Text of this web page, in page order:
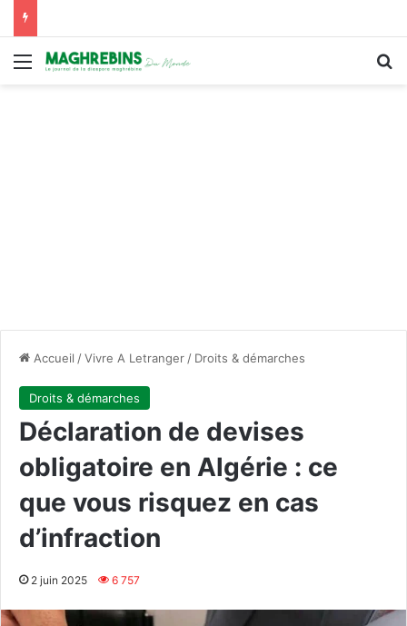
Menu
Accueil /Vivre A Letranger / Droits & démarches
Droits & démarches
Déclaration de devises
obligatoire en Algérie : ce
que vous risquez en cas
d’infraction
2 juin 2025 6 757